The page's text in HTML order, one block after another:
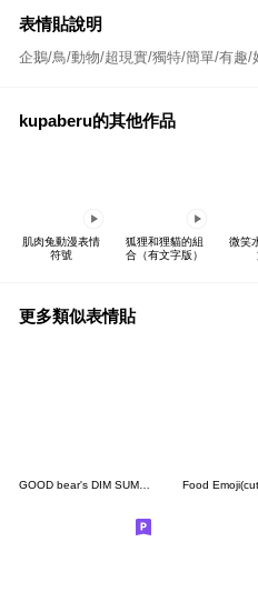
表情貼說明
企鵝/鳥/動物/超現實/獨特/簡單/有趣/
kupaberu的其他作品
肌肉兔動漫表情
符號
狐狸和狸貓的組
合（有文字版）
微笑
更多類似表情貼
Food